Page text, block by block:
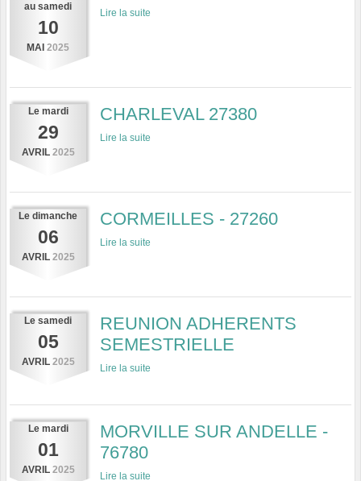
au samedi
10
MAI 2025
Lire la suite
Le mardi
29
AVRIL 2025
CHARLEVAL 27380
Lire la suite
Le dimanche
06
AVRIL 2025
CORMEILLES - 27260
Lire la suite
Le samedi
05
AVRIL 2025
REUNION ADHERENTS
SEMESTRIELLE
Lire la suite
Le mardi
01
AVRIL 2025
MORVILLE SUR ANDELLE -
76780
Lire la suite